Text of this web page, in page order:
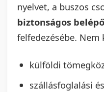
nyelvet, a buszos
biztonságos
felfedezésébe. Nem
külföldi
szállásfoglalási